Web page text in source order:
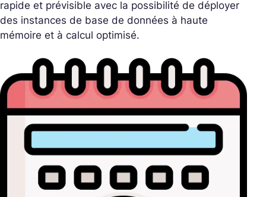
rapide et prévisible avec la possibilité de déployer
des instances de base de données à haute
mémoire et à calcul optimisé.